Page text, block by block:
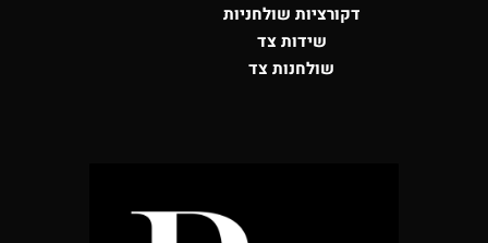
דקורציות שולחניות
שידות צד
שולחנות צד